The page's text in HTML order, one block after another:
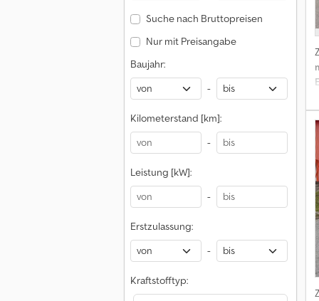
Suche nach Bruttopreisen
Nur mit Preisangabe
Baujahr:
-
Kilometerstand [km]:
-
Leistung [kW]:
-
Erstzulassung:
-
Kraftstofftyp: